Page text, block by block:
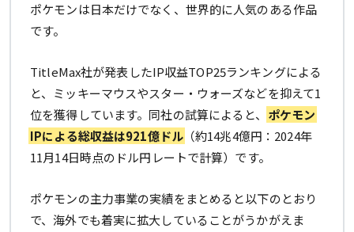
ポケモンは日本だけでなく、世界的に人気のある作品
です。
TitleMax社が発表したIP収益TOP25ランキングによる
と、ミッキーマウスやスター・ウォーズなどを抑えて1
位を獲得しています。同社の試算によると、 ポケモン
IPによる総収益は921億ドル（約14兆4億円：2024年
11月14日時点のドル円レートで計算）です。
ポケモンの主力事業の実績をまとめると以下のとおり
で、海外でも着実に拡大していることがうかがえま